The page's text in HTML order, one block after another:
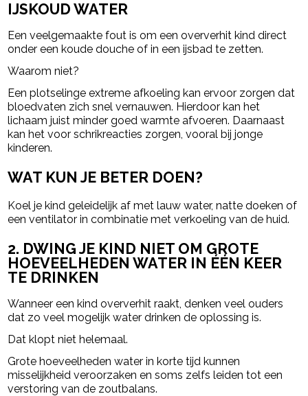
IJSKOUD WATER
Een veelgemaakte fout is om een oververhit kind direct
onder een koude douche of in een ijsbad te zetten.
Waarom niet?
Een plotselinge extreme afkoeling kan ervoor zorgen dat
bloedvaten zich snel vernauwen. Hierdoor kan het
lichaam juist minder goed warmte afvoeren. Daarnaast
kan het voor schrikreacties zorgen, vooral bij jonge
kinderen.
WAT KUN JE BETER DOEN?
Koel je kind geleidelijk af met lauw water, natte doeken of
een ventilator in combinatie met verkoeling van de huid.
2. DWING JE KIND NIET OM GROTE
HOEVEELHEDEN WATER IN ÉÉN KEER
TE DRINKEN
Wanneer een kind oververhit raakt, denken veel ouders
dat zo veel mogelijk water drinken de oplossing is.
Dat klopt niet helemaal.
Grote hoeveelheden water in korte tijd kunnen
misselijkheid veroorzaken en soms zelfs leiden tot een
verstoring van de zoutbalans.